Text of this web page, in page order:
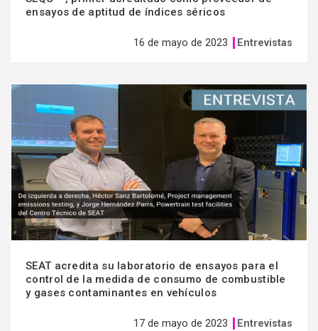
ensayos de aptitud de índices séricos
16 de mayo de 2023 Entrevistas
SEAT acredita su laboratorio de ensayos para el
control de la medida de consumo de combustible
y gases contaminantes en vehículos
17 de mayo de 2023 Entrevistas
Ver
más